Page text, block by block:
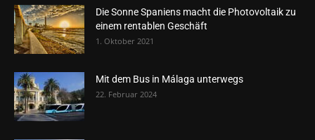
Die Sonne Spaniens macht die Photovoltaik zu
einem rentablen Geschäft
1. Oktober 2021
Mit dem Bus in Málaga unterwegs
22. Februar 2024